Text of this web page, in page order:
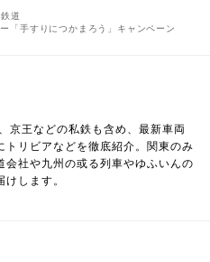
鉄道
「手すりにつかまろう」キャンペーン
京王などの私鉄も含め、最新車両
リビアなどを徹底紹介。関東のみ
社や九州の或る列車やゆふいんの
します。